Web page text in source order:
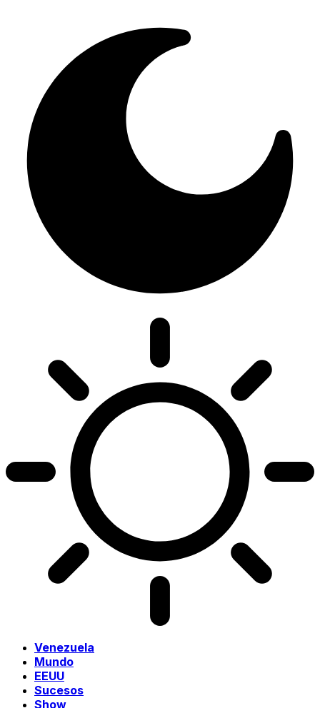
Venezuela
Mundo
EEUU
Sucesos
Show